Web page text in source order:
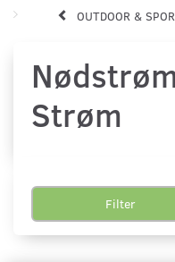
OUTDOOR &
Strøm
Filter